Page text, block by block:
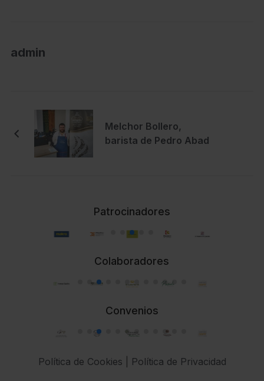
admin
Melchor Bollero,
barista de Pedro Abad
Patrocinadores
Colaboradores
Convenios
Política de Cookies Política de Privacidad